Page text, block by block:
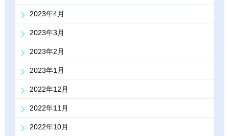
2023年4月
2023年3月
2023年2月
2023年1月
2022年12月
2022年11月
2022年10月